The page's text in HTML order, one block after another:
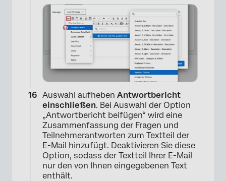
×
Auswahl aufheben Antwortbericht
einschließen. Bei Auswahl der Option
„Antwortbericht beifügen“ wird eine
Zusammenfassung der Fragen und
Teilnehmerantworten zum Textteil der
E-Mail hinzufügt. Deaktivieren Sie diese
Option, sodass der Textteil Ihrer E-Mail
nur den von Ihnen eingegebenen Text
enthält.